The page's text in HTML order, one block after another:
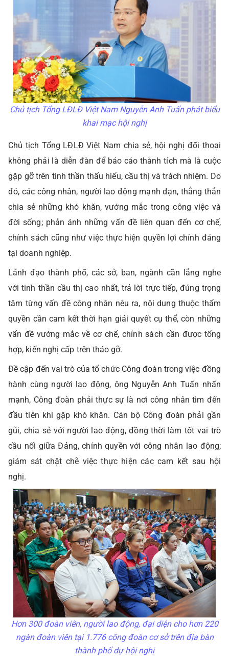
Chủ tịch Tổng LĐLĐ Việt Nam Nguyễn Anh Tuấn phát biểu
khai mạc hội nghị
Chủ tịch Tổng LĐLĐ Việt Nam chia sẻ, hội nghị đối thoại
không phải là diễn đàn để báo cáo thành tích mà là cuộc
gặp gỡ trên tinh thần thấu hiểu, cầu thị và trách nhiệm. Do
đó, các công nhân, người lao động mạnh dạn, thẳng thắn
chia sẻ những khó khăn, vướng mắc trong công việc và
đời sống; phản ánh những vấn đề liên quan đến cơ chế,
chính sách cũng như việc thực hiện quyền lợi chính đáng
tại doanh nghiệp.
Lãnh đạo thành phố, các sở, ban, ngành cần lắng nghe
với tinh thần cầu thị cao nhất, trả lời trực tiếp, đúng trọng
tâm từng vấn đề công nhân nêu ra, nội dung thuộc thẩm
quyền cần cam kết thời hạn giải quyết cụ thể, còn những
vấn đề vướng mắc về cơ chế, chính sách cần được tổng
hợp, kiến nghị cấp trên tháo gỡ.
Đề cập đến vai trò của tổ chức Công đoàn trong việc đồng
hành cùng người lao động, ông Nguyễn Anh Tuấn nhấn
mạnh, Công đoàn phải thực sự là nơi công nhân tìm đến
đầu tiên khi gặp khó khăn. Cán bộ Công đoàn phải gần
gũi, chia sẻ với người lao động, đồng thời làm tốt vai trò
cầu nối giữa Đảng, chính quyền với công nhân lao động;
giám sát chặt chẽ việc thực hiện các cam kết sau hội
nghị.
Hơn 300 đoàn viên, người lao động, đại diện cho hơn 220
ngàn đoàn viên tại 1.776 công đoàn cơ sở trên địa bàn
thành phố dự hội nghị